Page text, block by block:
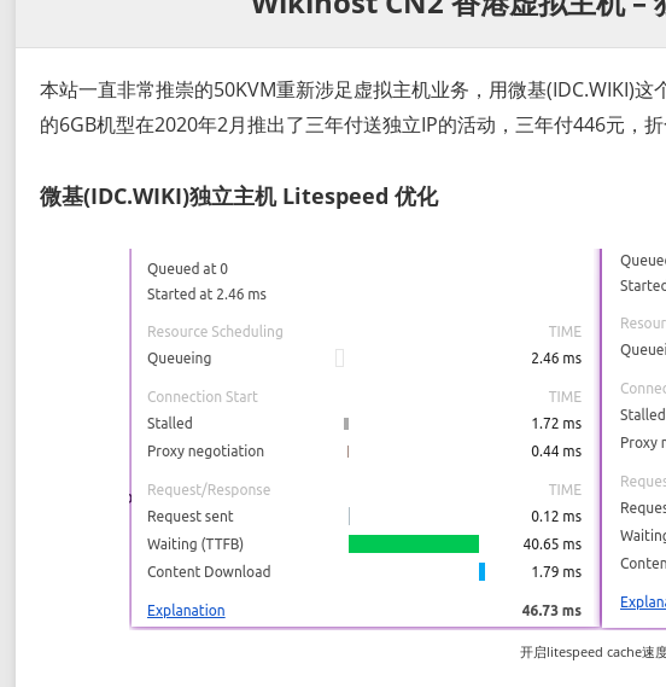
本站一直非常推崇的50KVM重新涉足虚拟主机业务，用微基(IDC.WIKI)
的6GB机型在2020年2月推出了三年付送独立IP的活动，三年付446元，
微基(IDC.WIKI)独立主机 Litespeed 优化
开启litespeed cache速